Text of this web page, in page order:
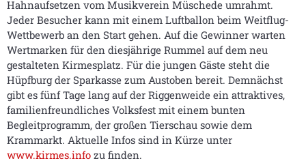
Hahnaufsetzen vom Musikverein Müschede umrahmt.
Jeder Besucher kann mit einem Luftballon beim Weitflug-
Wettbewerb an den Start gehen. Auf die Gewinner warten
Wertmarken für den diesjährige Rummel auf dem neu
gestalteten Kirmesplatz. Für die jungen Gäste steht die
Hüpfburg der Sparkasse zum Austoben bereit. Demnächst
gibt es fünf Tage lang auf der Riggenweide ein attraktives,
familienfreundliches Volksfest mit einem bunten
Begleitprogramm, der großen Tierschau sowie dem
Krammarkt. Aktuelle Infos sind in Kürze unter
www.kirmes.info zu finden.